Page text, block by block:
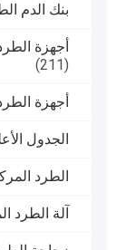
بنك الدم
أجهزة
(211)
أجهزة
الجدول
الطرد
آلة الطرد